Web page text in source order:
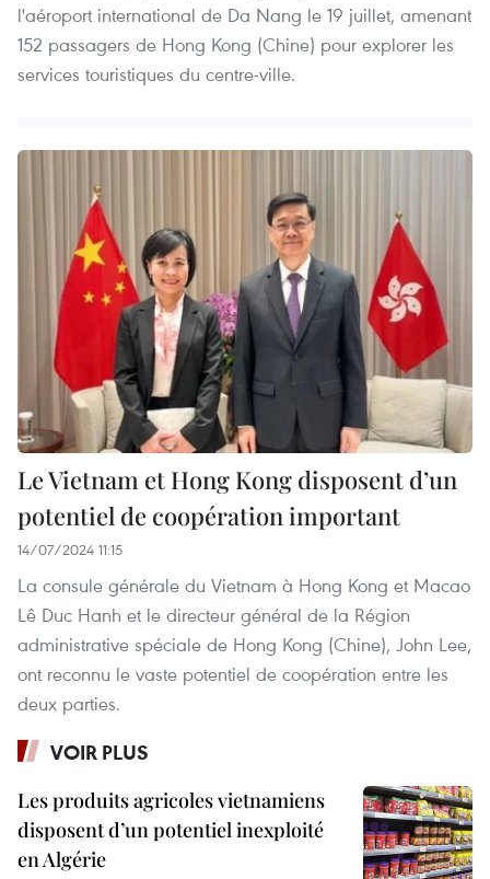
l'aéroport international de Da Nang le 19 juillet, amenant
152 passagers de Hong Kong (Chine) pour explorer les
services touristiques du centre-ville.
Le Vietnam et Hong Kong disposent d’un
potentiel de coopération important
14/07/2024 11:15
La consule générale du Vietnam à Hong Kong et Macao
Lê Duc Hanh et le directeur général de la Région
administrative spéciale de Hong Kong (Chine), John Lee,
ont reconnu le vaste potentiel de coopération entre les
deux parties.
VOIR PLUS
Les produits agricoles vietnamiens
disposent d’un potentiel inexploité
en Algérie